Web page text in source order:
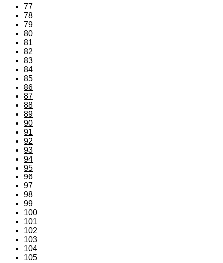
77
78
79
80
81
82
83
84
85
86
87
88
89
90
91
92
93
94
95
96
97
98
99
100
101
102
103
104
105